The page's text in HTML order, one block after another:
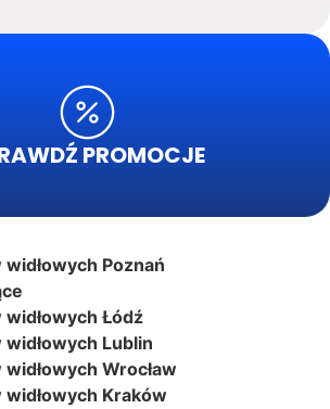
PROMOCJE
Poznań
Łódź
Lublin
Wrocław
Kraków